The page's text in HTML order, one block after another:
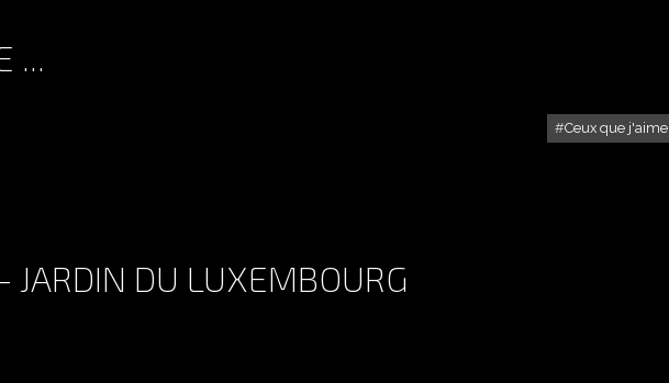
...
Ceux que j'aime
MARGOUNETTE ...
JARDIN DU LUXEMBOURG